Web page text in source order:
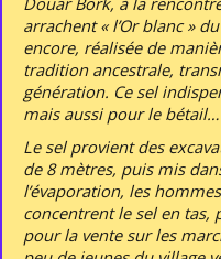
arrachent « l’Or blanc »
encore, réalisée de
tradition ancestrale,
génération. Ce sel
mais aussi pour le bétail…
Le sel provient des
de 8 mètres, puis mis
l’évaporation, les
concentrent le sel en tas,
pour la vente sur les